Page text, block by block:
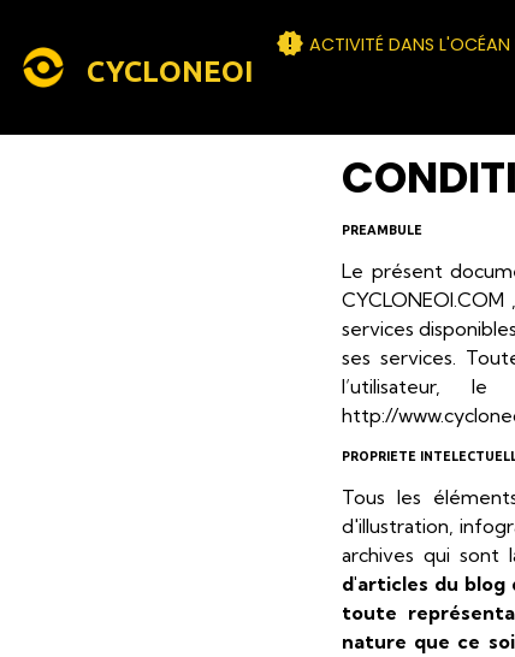
CYCLONEOI
ACTIVITÉ DANS L'OCÉAN
PREAMBULE
Le présent
services
ses services.
l’utilisateur,
http://
PROPRIETE
Tous les
d'illustration,
archives qui sont
d'articles du blog
toute
nature que ce